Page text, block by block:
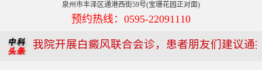
泉州市丰泽区通港西街59号(宝珊花园正对面)
预约热线：0595-22091110
我院开展白癜风联合会诊，患者朋友们建议通